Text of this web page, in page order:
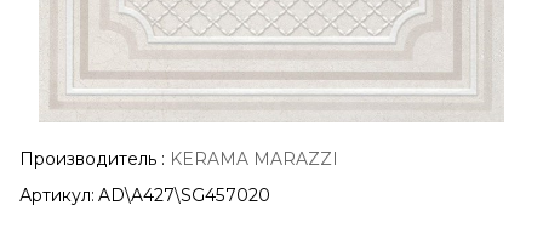
Производитель : KERAMA MARAZZI
Артикул: AD\A427\SG457020